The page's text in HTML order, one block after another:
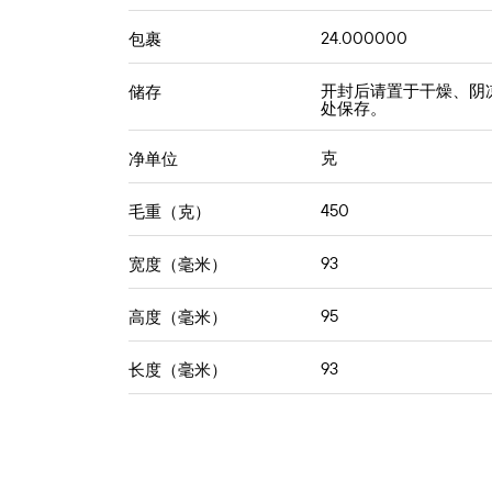
包裹 24.000000
储存
开封后请置于干燥、阴
处保存。
净单位 克
毛重（克） 450
宽度（毫米） 93
高度（毫米） 95
长度（毫米） 93